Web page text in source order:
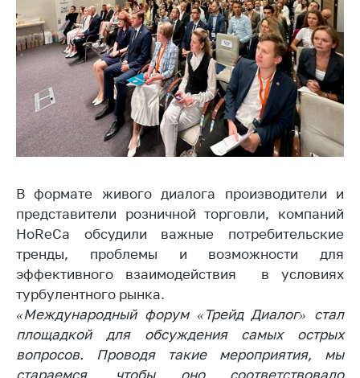
Деятельность
Ценовая политика
Антимонопольное
регулирование и
конкуренция
Торговля и услуги
контроль закупок
Защита прав
потребителей
Регулирование
рекламной
деятельности
Международное
сотрудничество
Применение мер
В формате живого диалога производители и
представители розничной торговли, компаний
HoReCa обсудили важные потребительские
тренды, проблемы и возможности для
эффективного взаимодействия в условиях
турбулентного рынка.
«Международный форум «Трейд Диалог» стал
площадкой для обсуждения самых острых
вопросов. Проводя такие мероприятия, мы
стараемся, чтобы оно соответствовало